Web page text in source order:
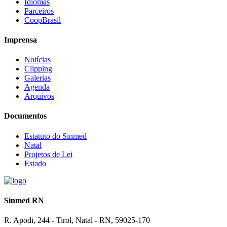
Parceiros
CoopBrasil
Imprensa
Notícias
Clipping
Galerias
Agenda
Arquivos
Documentos
Estatuto do Sinmed
Natal
Projetos de Lei
Estado
Sinmed RN
R. Apodi, 244 - Tirol, Natal - RN, 59025-170